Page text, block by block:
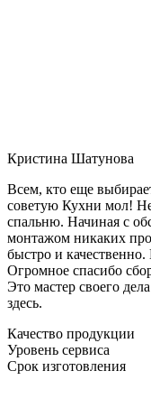
Кристина Шатунова
Всем, кто еще
советую Кухни мол!
спальню. Начиная с
монтажом никаких
быстро и
Огромное спасибо
Это мастер своего
здесь.
Качество продукции
Уровень сервиса
Срок изготовления